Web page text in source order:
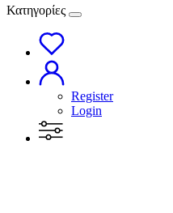
Κατηγορίες
Register
Login